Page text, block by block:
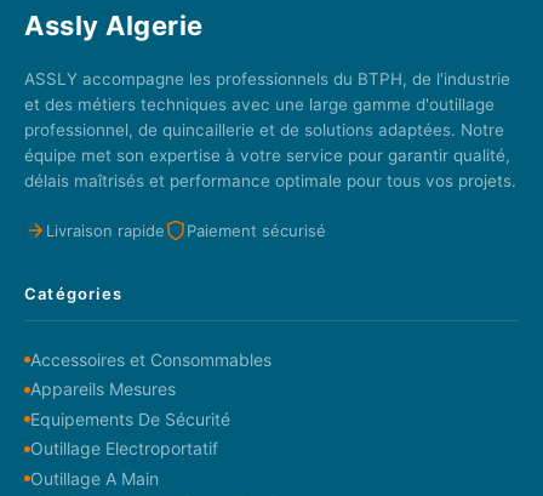
Assly Algerie
ASSLY accompagne les professionnels du BTPH, de l'industrie
et des métiers techniques avec une large gamme d'outillage
professionnel, de quincaillerie et de solutions adaptées. Notre
équipe met son expertise à votre service pour garantir qualité,
délais maîtrisés et performance optimale pour tous vos projets.
Livraison rapide Paiement sécurisé
Catégories
Accessoires et Consommables
Appareils Mesures
Equipements De Sécurité
Outillage Electroportatif
Outillage A Main